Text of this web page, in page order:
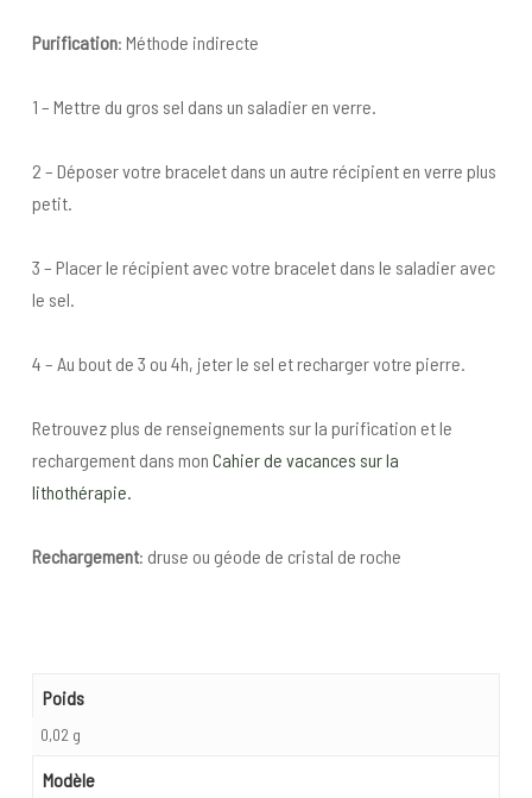
Purification: Méthode indirecte
1 – Mettre du gros sel dans un saladier en verre.
2 – Déposer votre bracelet dans un autre récipient en verre plus
petit.
3 – Placer le récipient avec votre bracelet dans le saladier avec
le sel.
4 – Au bout de 3 ou 4h, jeter le sel et recharger votre pierre.
Retrouvez plus de renseignements sur la purification et le
rechargement dans mon Cahier de vacances sur la
lithothérapie.
Rechargement: druse ou géode de cristal de roche
Poids
0,02 g
Modèle